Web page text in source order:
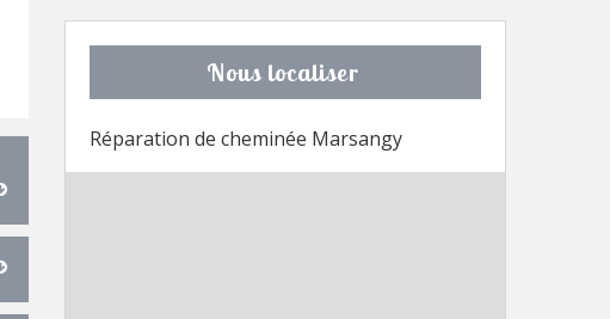
Nous localiser
Réparation de cheminée Marsangy